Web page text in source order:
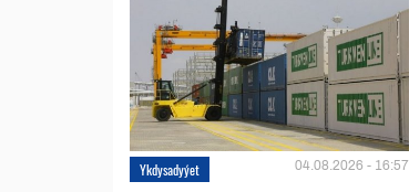
Ykdysadyýet 04.08.2026 - 16:57